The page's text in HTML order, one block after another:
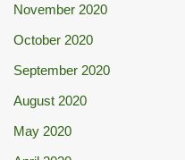
November 2020
October 2020
September 2020
August 2020
May 2020